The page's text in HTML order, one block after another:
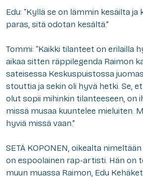
Edu: “Kyllä se on lämmin kesäilta ja
paras, sitä odotan kesältä.”
Tommi: “Kaikki tilanteet on erilailla
aikaa sitten räppilegenda Raimon
sateisessa Keskuspuistossa
stouttia ja sekin oli hyvä hetki. Se,
olut sopii mihinkin tilanteeseen, on
missä musaa kuuntelee mieluiten.
hyviä missä vaan.”
SETÄ KOPONEN, oikealta
on espoolainen rap-artisti. Hän
muun muassa Raimon, Edu